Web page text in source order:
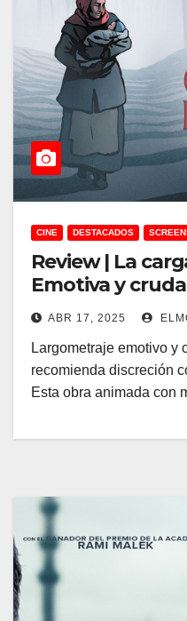
CINE DESTACADOS
Review | La
Emotiva y cruda
ABR 17, 2025
Largometraje emotivo y
recomienda discreción
Esta obra animada con